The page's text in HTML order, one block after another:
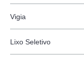
Vigia
Lixo Seletivo